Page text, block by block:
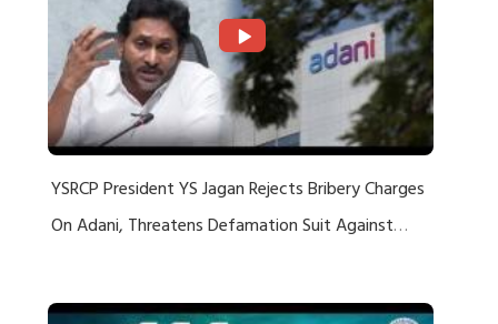
YSRCP President YS Jagan Rejects Bribery Charges
On Adani, Threatens Defamation Suit Against